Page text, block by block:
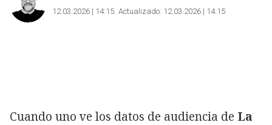
12.03.2026 | 14:15 Actualizado: 12.03.2026 | 14:15
Cuando uno ve los datos de audiencia de La